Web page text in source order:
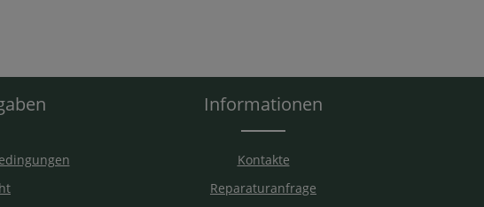
Informationen
Kontakte
Reparaturanfrage